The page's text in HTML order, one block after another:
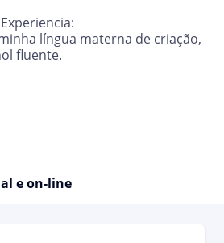
língua materna de criação,
fluente.
e on-line